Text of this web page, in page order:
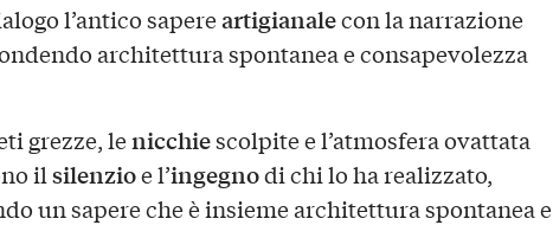
l’antico sapereartigianalecon la narrazione
architettura spontanea e consapevolezza
grezze, lenicchiescolpite e l’atmosfera ovattata
ilsilenzioe l’ingegnodi chi lo ha realizzato,
un sapere che è insieme architettura spontanea e